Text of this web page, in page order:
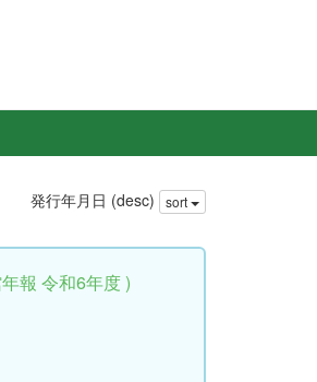
発行年月日 (desc) sort
報 令和6年度 )